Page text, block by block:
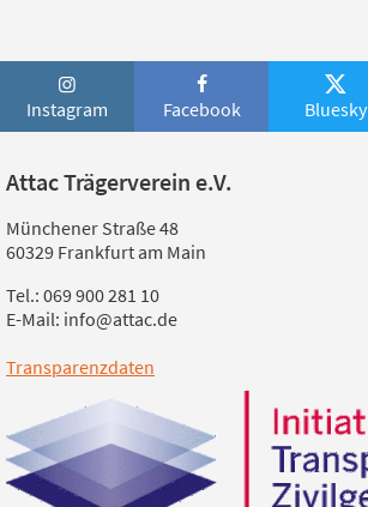
Instagram Facebook Bluesky
Attac Trägerverein e.V.
Münchener Straße 48
60329 Frankfurt am Main
Tel.: 069 900 281 10
E-Mail: info@attac.de
Transparenzdaten